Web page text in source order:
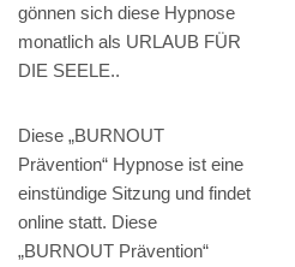
gönnen sich diese Hypnose
monatlich als URLAUB FÜR
DIE SEELE..
Diese „BURNOUT
Prävention“ Hypnose ist eine
einstündige Sitzung und findet
online statt. Diese
„BURNOUT Prävention“